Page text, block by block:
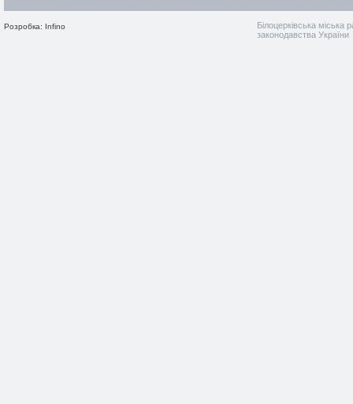
Розробка: Infino
Білоцерківська міська
законодавства України